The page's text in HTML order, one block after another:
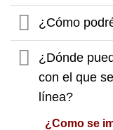
¿Cómo
¿Dónde
con el que
línea?
¿Como se